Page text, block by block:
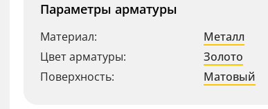
Параметры арматуры
Материал:
Металл
Цвет арматуры:
Золото
Поверхность:
Матовый